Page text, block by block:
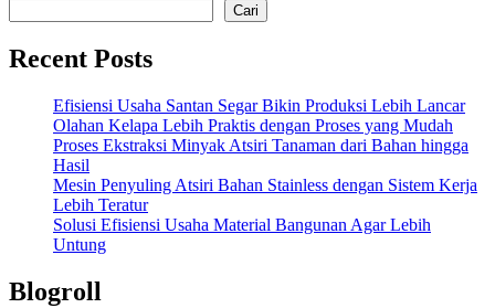
Cari
Recent Posts
Efisiensi Usaha Santan Segar Bikin Produksi Lebih Lancar
Olahan Kelapa Lebih Praktis dengan Proses yang Mudah
Proses Ekstraksi Minyak Atsiri Tanaman dari Bahan hingga
Hasil
Mesin Penyuling Atsiri Bahan Stainless dengan Sistem Kerja
Lebih Teratur
Solusi Efisiensi Usaha Material Bangunan Agar Lebih
Untung
Blogroll